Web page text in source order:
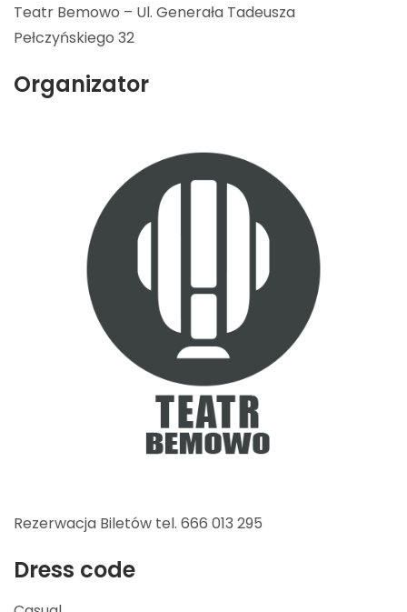
Teatr Bemowo – Ul. Generała Tadeusza
Pełczyńskiego 32
Organizator
Rezerwacja Biletów tel. 666 013 295
Dress code